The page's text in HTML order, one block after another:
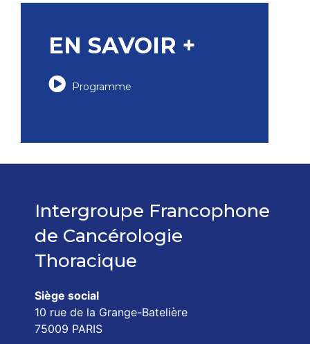
EN SAVOIR +
Programme
Intergroupe Francophone
de Cancérologie
Thoracique
Siège social
10 rue de la Grange-Batelière
75009 PARIS